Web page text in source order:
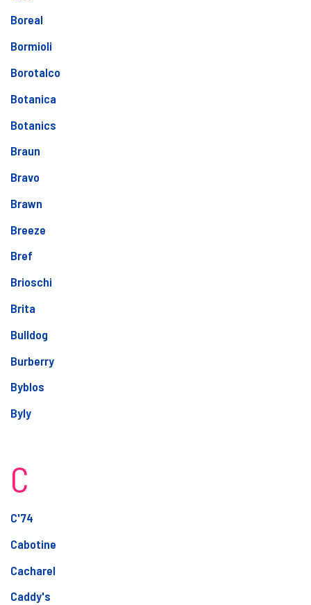
Boreal
Bormioli
Borotalco
Botanica
Botanics
Braun
Bravo
Brawn
Breeze
Bref
Brioschi
Brita
Bulldog
Burberry
Byblos
Byly
C
C'74
Cabotine
Cacharel
Caddy's